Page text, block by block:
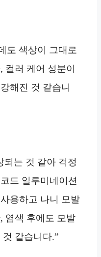
도 색상이 그대로
컬러 케어 성분이
해진 것 같습니
되는 것 같아 걱정
드 일루미네이션
용하고 나니 모발
염색 후에도 모발
같습니다.”